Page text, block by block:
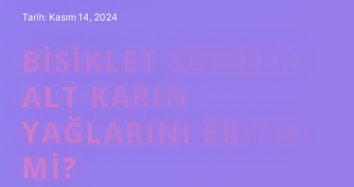
Tarih: Kasım 14, 2024
BISIKLET SÜRMEK
ALT KARIN
YAĞLARINI ERITIR
MI?